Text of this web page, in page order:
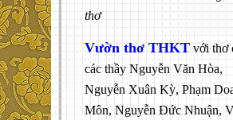
thơ
Vườn thơ THKT với thơ
các thầy Nguyễn Văn Hòa,
Nguyễn Xuân Kỳ, Phạm
Môn, Nguyễn Đức Nhuận,